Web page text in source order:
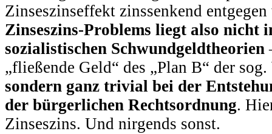
Zinseszinseffekt zinssenkend
Zinseszins-Problems liegt also nicht
sozialistischen Schwundgeldtheorien
„fließende Geld“ des „Plan B“ der
sondern ganz trivial bei der
der bürgerlichen Rechtsordnung.
Zinseszins. Und nirgends sonst.